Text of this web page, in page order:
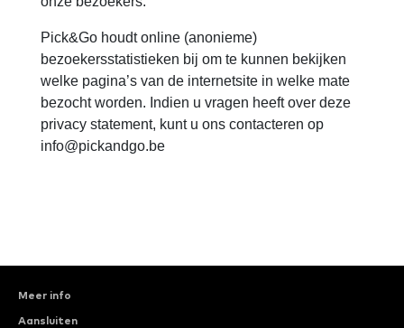
Pick&Go houdt online (anonieme)
bezoekersstatistieken bij om te kunnen bekijken
welke pagina’s van de internetsite in welke mate
bezocht worden. Indien u vragen heeft over deze
privacy statement, kunt u ons contacteren op
info@pickandgo.be
Meer info
Aansluiten